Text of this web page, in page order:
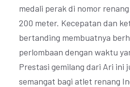
medali perak di nomor
200 meter. Kecepatan dan
bertanding membuatnya
perlombaan dengan waktu
Prestasi gemilang dari Ari ini
semangat bagi atlet renang